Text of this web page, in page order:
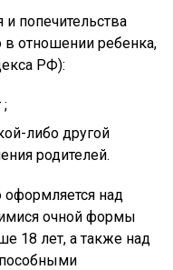
попечительства
в отношении ребенка,
РФ):
;
либо другой
родителей.
оформляется над
очной формы
18 лет, а также над